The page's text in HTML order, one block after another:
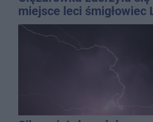
miejsce leci śmigłowiec